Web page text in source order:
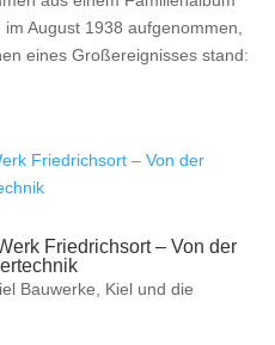
August 1938 aufgenommen,
eines Großereignisses stand:
Friedrichsort – Von der
Bauwerke
Kiel und die